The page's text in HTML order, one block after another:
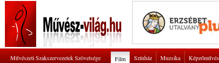
Művészeti Szakszervezetek Szövetsége Film Színház Muzsika